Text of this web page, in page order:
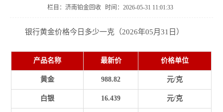
栏目：济南铂金回收 时间： 2026-05-31 11:01:33
银行黄金价格今日多少一克（2026年05月31日）
产品名称 最新价 价格单位
黄金 988.82 元/克
白银 16.439 元/克